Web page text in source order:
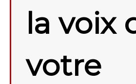
la voix
votre